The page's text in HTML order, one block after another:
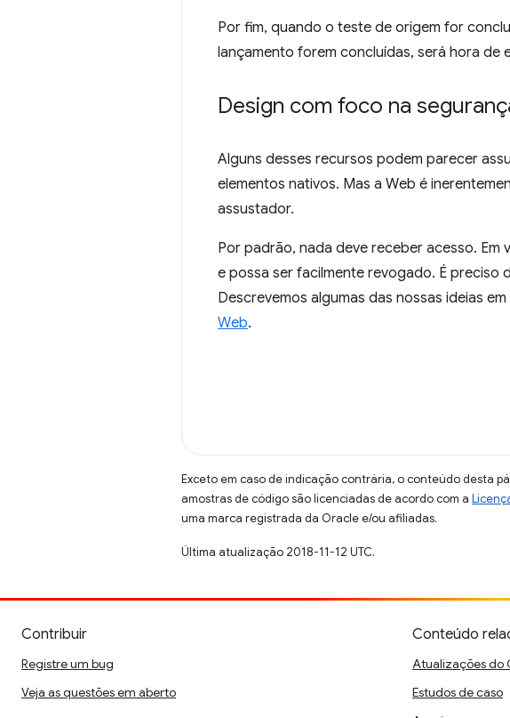
Por fim, quando o teste de origem for
lançamento forem concluídas, será hora de
Design com foco na
Alguns desses recursos podem parecer
elementos nativos. Mas a Web é
assustador.
Por padrão, nada deve receber acesso.
e possa ser facilmente revogado. É preciso
Descrevemos algumas das nossas ideias em
Web.
Exceto em caso de indicação contrária, o conteúdo desta
amostras de código são licenciadas de acordo com a
uma marca registrada da Oracle e/ou afiliadas.
Última atualização 2018-11-12 UTC.
Contribuir
Registre um bug
Veja as questões em aberto
Conteúdo
Atualizações do
Estudos de caso